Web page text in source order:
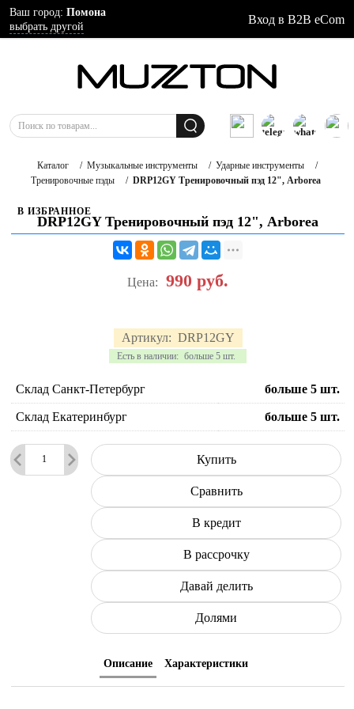
Ваш город: Помона
выбрать другой
Вход в B2B eCom
Каталог / Музыкальные инструменты / Ударные инструменты
/
Тренировочные пэды
/ DRP12GY Тренировочный пэд 12", Arborea
В ИЗБРАННОЕ
DRP12GY Тренировочный пэд 12", Arborea
Артикул: DRP12GY
Есть в наличии: больше 5 шт.
Цена: 990 руб.
Склад Санкт-Петербург больше 5 шт.
Склад Екатеринбург больше 5 шт.
Купить
Сравнить
В кредит
В рассрочку
Давай делить
Долями
Описание Характеристики